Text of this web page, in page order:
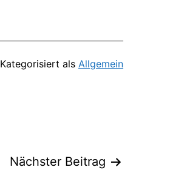
Kategorisiert als Allgemein
Nächster Beitrag